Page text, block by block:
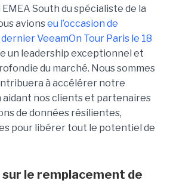
South du spécialiste de la
avionseu l’occasion de
VeeamOn Tour Paris le 18
un leadership exceptionnel et
du marché. Nous sommes
à accélérer notre
nos clients et partenaires
de données résilientes,
pour libérer tout le potentiel de
le remplacement de